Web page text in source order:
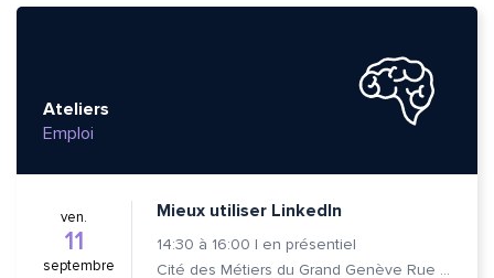
Ateliers
Emploi
ven.
11
septembre
Mieux utiliser LinkedIn
14:30 à 16:00 | en présentiel
Cité des Métiers du Grand Genève Rue Prévost-Martin 6 1205 Genève